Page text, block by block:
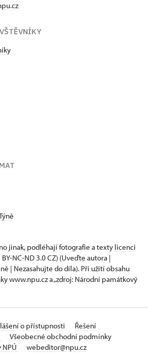
jinak, podléhají fotografie a texty licenci
BY-NC-ND 3.0 CZ) (Uveďte autora |
| Nezasahujte do díla). Při užití obsahu
www.npu.cz a „zdroj: Národní památkový
o přístupnosti
Řešení
Všeobecné obchodní podmínky
webeditor@npu.cz